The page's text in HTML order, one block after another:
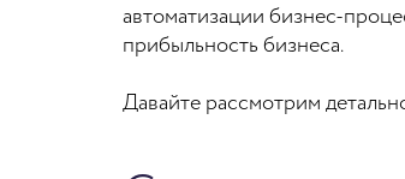
автоматизации бизнес-
прибыльность бизнеса.
Давайте рассмотрим